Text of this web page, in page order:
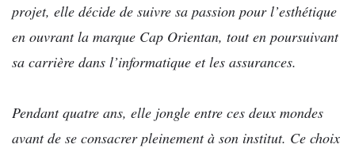
projet, elle décide de suivre sa passion pour l’esthétique
en ouvrant la marque Cap Orientan, tout en poursuivant
sa carrière dans l’informatique et les assurances.
Pendant quatre ans, elle jongle entre ces deux mondes
avant de se consacrer pleinement à son institut. Ce choix